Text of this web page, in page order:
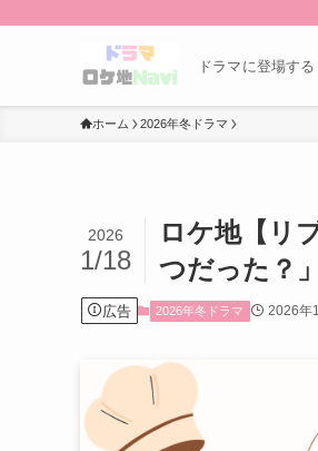
ドラマに登場す
ホーム 2026年冬ドラマ
ロケ地【リ
つだった？」
2026
1/18
広告 2026年冬ドラマ 2026年